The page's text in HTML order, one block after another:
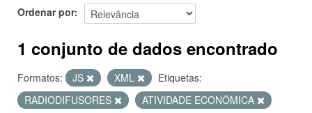
Ordenar por
1 conjunto de dados encontrado
Formatos: JS XML
Etiquetas:
RADIODIFUSORES
ATIVIDADE ECONÔMICA